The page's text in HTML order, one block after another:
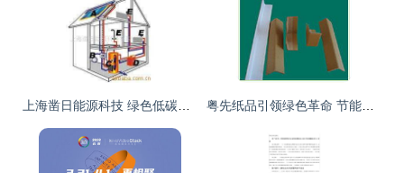
上海凿日能源科技 绿色低碳未来的技术推手 粤先纸品引领绿色革命 节能环保技术与产品推广新篇章